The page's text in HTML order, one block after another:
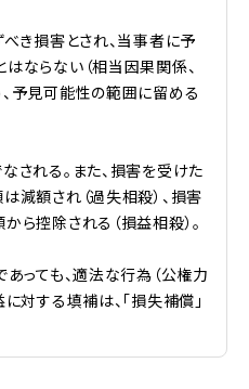
き損害とされ、当事者に予
ならない（相当因果関係、
予見可能性の範囲に留める
される。また、損害を受けた
減額され（過失相殺）、損害
ら控除される（損益相殺）。
っても、適法な行為（公権力
対する填補は、「損失補償」